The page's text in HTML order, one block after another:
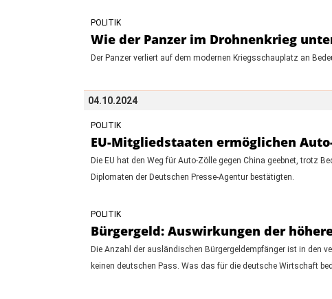
POLITIK
Wie der Panzer im Drohnenkrieg
Der Panzer verliert auf dem modernen Kriegsschauplatz an
04.10.2024
POLITIK
EU-Mitgliedstaaten ermöglichen
Die EU hat den Weg für Auto-Zölle gegen China geebnet, trotz
Diplomaten der Deutschen Presse-Agentur bestätigten.
POLITIK
Bürgergeld: Auswirkungen der
Die Anzahl der ausländischen Bürgergeldempfänger ist in den
keinen deutschen Pass. Was das für die deutsche Wirtschaft